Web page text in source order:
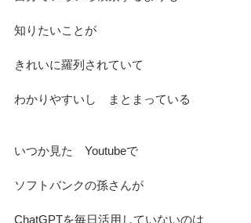
知りたいことが
きれいに羅列されていて
わかりやすいし　まとまっている
いつか見た　Youtubeで
ソフトバンクの孫さんが
ChatGPTを毎日活用していないのは